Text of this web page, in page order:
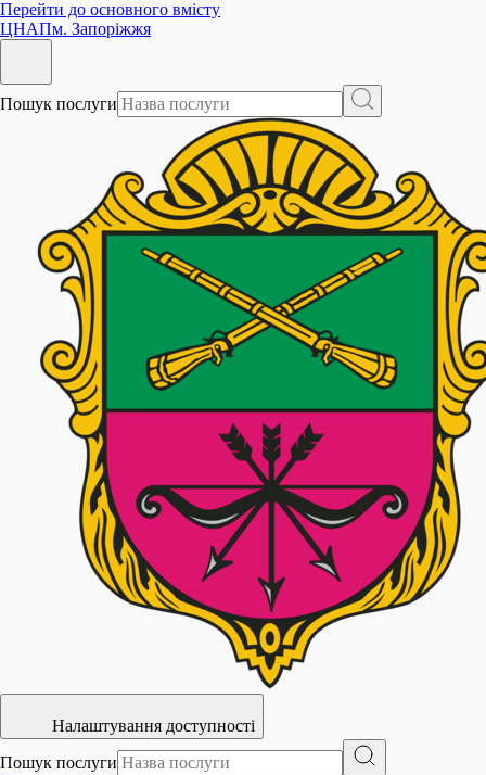
Перейти до основного вмісту
ЦНАПм. Запоріжжя
Пошук послуги
Налаштування доступності
Пошук послуги